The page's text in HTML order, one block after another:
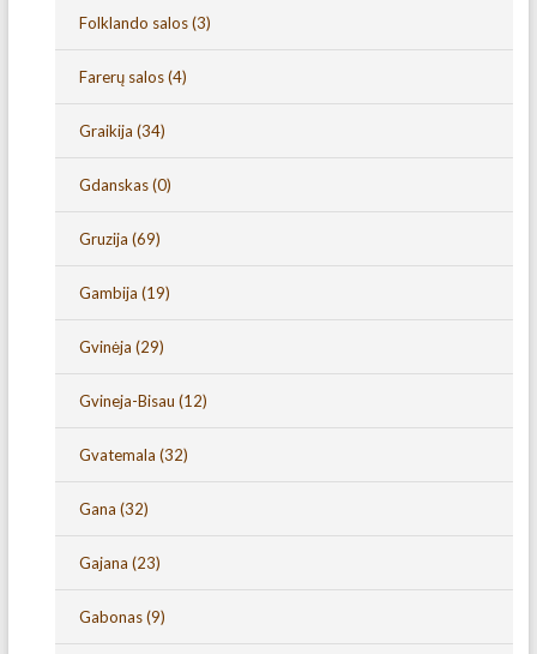
Folklando salos(3)
Farerų salos(4)
Graikija (34)
Gdanskas(0)
Gruzija (69)
Gambija (19)
Gvinėja (29)
Gvineja-Bisau (12)
Gvatemala (32)
Gana (32)
Gajana (23)
Gabonas(9)